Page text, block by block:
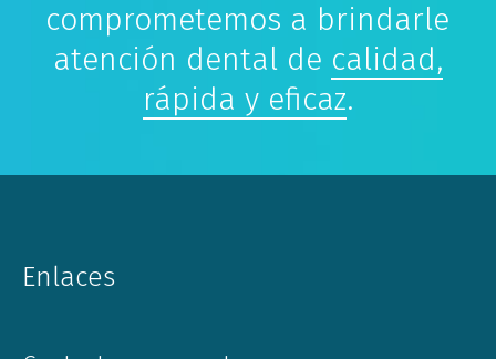
comprometemos a brindarle
atención dental de calidad,
rápida y eficaz.
Enlaces